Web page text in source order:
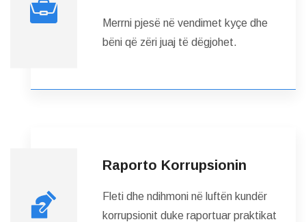
Merrni pjesë në vendimet kyçe dhe
bëni që zëri juaj të dëgjohet.
Raporto Korrupsionin
Fleti dhe ndihmoni në luftën kundër
korrupsionit duke raportuar praktikat